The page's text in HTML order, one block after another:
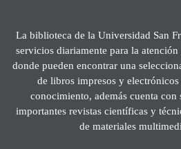
La biblioteca de la Universidad San
servicios diariamente para la
donde pueden encontrar una
de libros impresos y electrónicos
conocimiento, además cuenta con
importantes revistas científicas y
de materiales